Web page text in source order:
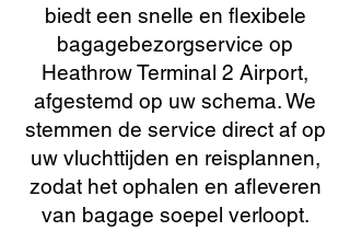
biedt een snelle en flexibele
bagagebezorgservice op
Heathrow Terminal 2 Airport,
afgestemd op uw schema. We
stemmen de service direct af op
uw vluchttijden en reisplannen,
zodat het ophalen en afleveren
van bagage soepel verloopt.